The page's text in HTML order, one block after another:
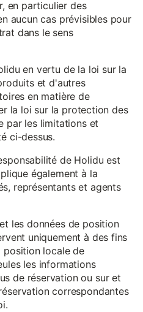
en particulier des
aucun cas prévisibles pour
dans le sens
en vertu de la loi sur la
et d'autres
en matière de
la loi sur la protection des
par les limitations et
ci-dessus.
de Holidu est
également à la
représentants et agents
les données de position
uniquement à des fins
locale de
les informations
de réservation ou sur et
correspondantes